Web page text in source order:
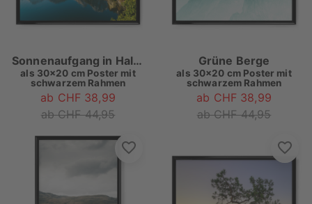
Sonnenaufgang in Hallstatt
als 30x20 cm Poster mit
schwarzem Rahmen
ab CHF 38,99
ab CHF 44,95
Grüne Berge
als 30x20 cm Poster mit
schwarzem Rahmen
ab CHF 38,99
ab CHF 44,95